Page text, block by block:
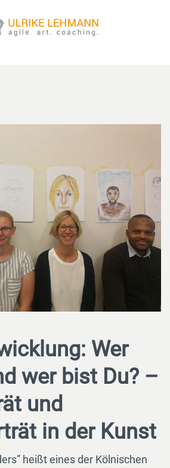
Wer
wer bist Du? –
und
in der Kunst
heißt eines der Kölnischen